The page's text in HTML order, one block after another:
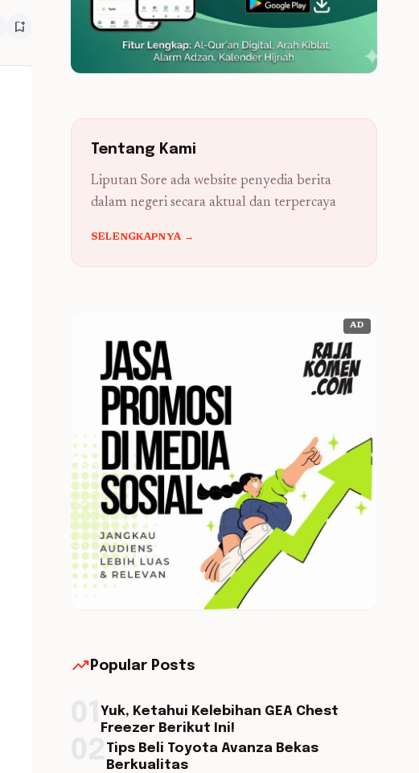
bookmark_add
Tentang Kami
Liputan Sore ada website penyedia berita
dalam negeri secara aktual dan terpercaya
SELENGKAPNYA →
AD
trending_up Popular Posts
Yuk, Ketahui Kelebihan GEA Chest
Freezer Berikut Ini!
Tips Beli Toyota Avanza Bekas
Berkualitas